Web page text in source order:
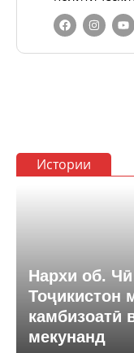
Истории
Нархи об.
Тоҷикистон
камбизоатӣ
мекунанд